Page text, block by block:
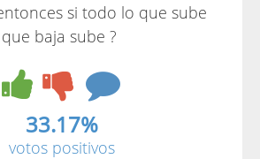
si todo lo que sube
baja sube ?
33.17%
votos positivos